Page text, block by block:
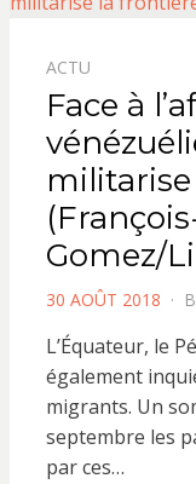
ACTU
Face à
Gomez/
POSTED
30 AOÛT 2018
L’Équateur, le
également
migrants. Un
septembre les
par ces…